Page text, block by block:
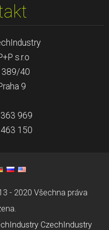
s.r.o
389/40
9
969
150
- 2020 Všechna práva
CzechIndustry